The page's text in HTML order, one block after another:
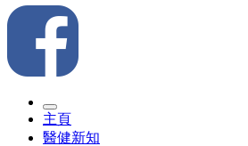
主頁
醫健新知